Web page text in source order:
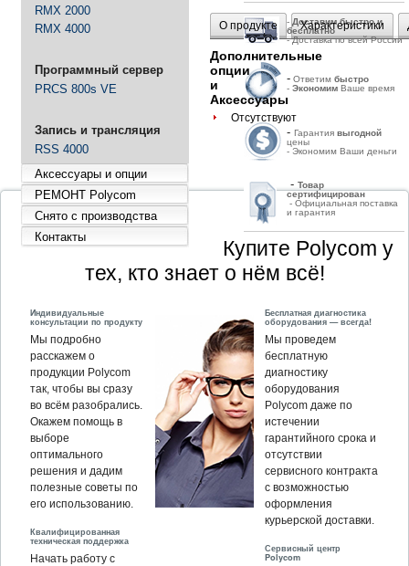
RMX 2000
RMX 4000
Программный сервер
PRCS 800s VE
Запись и трансляция
RSS 4000
Аксессуары и опции
РЕМОНТ Polycom
Снято с производства
Контакты
- Доставим быстро и
бесплатно
- Доставка по всей России
- Ответим быстро
- Экономим Ваше время
- Гарантия выгодной
цены
- Экономим Ваши деньги
- Товар
сертифицирован
- Официальная поставка
и гарантия
О продукте Характеристики
Дополнительные
опции
и
Аксессуары
Отсутствуют
Купите Polycom у
тех, кто знает о нём всё!
Индивидуальные
консультации по продукту
Мы подробно
расскажем о
продукции Polycom
так, чтобы вы сразу
во всём разобрались.
Окажем помощь в
выборе
оптимального
решения и дадим
полезные советы по
его использованию.
Квалифицированная
техническая поддержка
Начать работу с
Бесплатная диагностика
оборудования — всегда!
Мы проведем
бесплатную
диагностику
оборудования
Polycom даже по
истечении
гарантийного срока и
отсутствии
сервисного контракта
с возможностью
оформления
курьерской доставки.
Сервисный центр
Polycom